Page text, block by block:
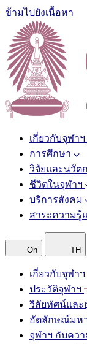
ข้ามไปยังเนื้อหา
เกี่ยวกับจุฬาฯ
การศึกษา
วิจัยและนวัต
ชีวิตในจุฬาฯ
บริการสังคม
สาระความรู้
On TH
เกี่ยวกับจุฬาฯ
ประวัติจุฬาฯ
วิสัยทัศน์และ
อัตลักษณ์มห
จุฬาฯ กับคว